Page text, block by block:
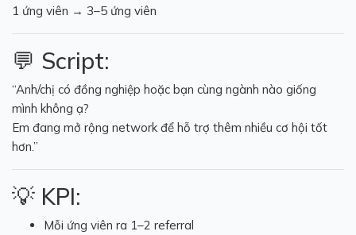
1 ứng viên → 3–5 ứng viên
💬 Script:
“Anh/chị có đồng nghiệp hoặc bạn cùng ngành nào giống
mình không ạ?
Em đang mở rộng network để hỗ trợ thêm nhiều cơ hội tốt
hơn.”
💡 KPI:
Mỗi ứng viên ra 1–2 referral